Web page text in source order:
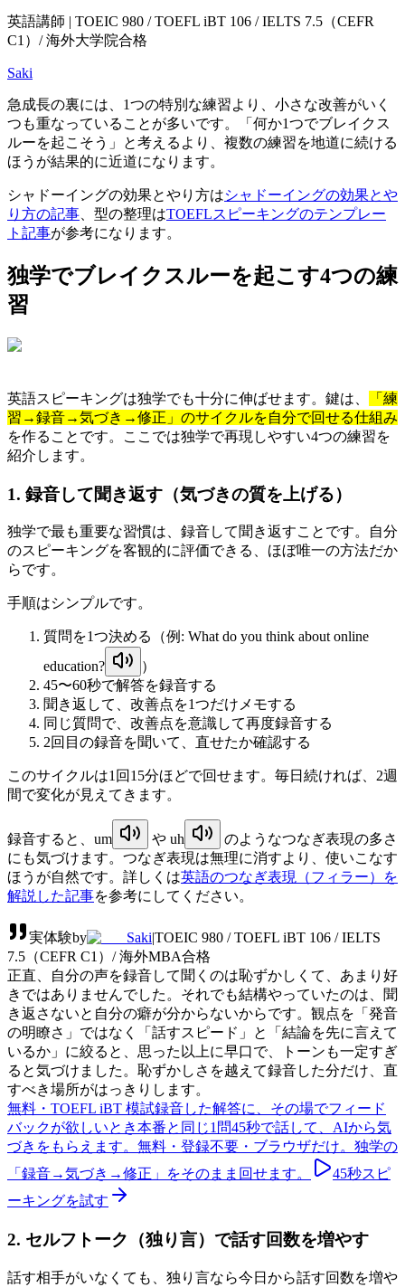
英語講師 | TOEIC 980 / TOEFL iBT 106 / IELTS 7.5（CEFR
C1）/ 海外大学院合格
Saki
急成長の裏には、1つの特別な練習より、小さな改善がいく
つも重なっていることが多いです。「何か1つでブレイクス
ルーを起こそう」と考えるより、複数の練習を地道に続ける
ほうが結果的に近道になります。
シャドーイングの効果とやり方はシャドーイングの効果とや
り方の記事 、型の整理はTOEFLスピーキングのテンプレー
ト記事が参考になります。
独学でブレイクスルーを起こす4つの練
習
英語スピーキングは独学でも十分に伸ばせます。鍵は、
「練
習→録音→気づき→修正」のサイクルを自分で回せる仕組み
を作ることです。ここでは独学で再現しやすい4つの練習を
紹介します。
1. 録音して聞き返す（気づきの質を上げる）
独学で最も重要な習慣は、録音して聞き返すことです。自分
のスピーキングを客観的に評価できる、ほぼ唯一の方法だか
らです。
手順はシンプルです。
質問を1つ決める（例: What do you think about online
education?
）
45〜60秒で解答を録音する
聞き返して、改善点を1つだけメモする
同じ質問で、改善点を意識して再度録音する
2回目の録音を聞いて、直せたか確認する
このサイクルは1回15分ほどで回せます。毎日続ければ、2週
間で変化が見えてきます。
録音すると、 um や uh
のようなつなぎ表現の多さ
にも気づけます。つなぎ表現は無理に消すより、使いこなす
ほうが自然です。詳しくは英語のつなぎ表現（フィラー）を
解説した記事を参考にしてください。
実体験by Saki|TOEIC 980 / TOEFL iBT 106 / IELTS
7.5（CEFR C1）/ 海外MBA合格
正直、自分の声を録音して聞くのは恥ずかしくて、あまり好
きではありませんでした。それでも結構やっていたのは、聞
き返さないと自分の癖が分からないからです。観点を「発音
の明瞭さ」ではなく「話すスピード」と「結論を先に言えて
いるか」に絞ると、思った以上に早口で、トーンも一定すぎ
ると気づけました。恥ずかしさを越えて録音した分だけ、直
すべき場所がはっきりします。
無料・TOEFL iBT 模試録音した解答に、その場でフィード
バックが欲しいとき本番と同じ1問45秒で話して、AIから気
づきをもらえます。無料・登録不要・ブラウザだけ。独学の
「録音→気づき→修正」をそのまま回せます。
45秒スピ
ーキングを試す
2. セルフトーク（独り言）で話す回数を増やす
話す相手がいなくても、独り言なら今日から話す回数を増や